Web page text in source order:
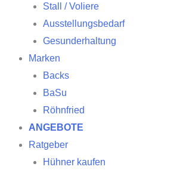
Stall / Voliere
Ausstellungsbedarf
Gesunderhaltung
Marken
Backs
BaSu
Röhnfried
ANGEBOTE
Ratgeber
Hühner kaufen